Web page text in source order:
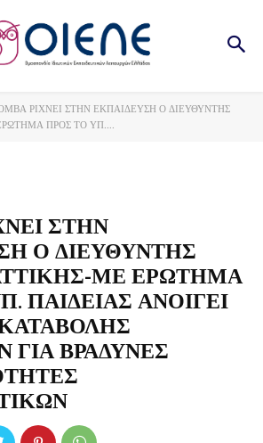
ΡΙΧΝΕΙ ΣΤΗΝ ΕΚΠΑΙΔΕΥΣΗ Ο ΔΙΕΥΘΥΝΤΗΣ
ΠΡΟΣ ΤΟ ΥΠ....
ΣΤΗΝ
Ο ΔΙΕΥΘΥΝΤΗΣ
ΜΕ ΕΡΩΤΗΜΑ
ΠΑΙΔΕΙΑΣ ΑΝΟΙΓΕΙ
ΓΙΑ ΒΡΑΔΥΝΕΣ